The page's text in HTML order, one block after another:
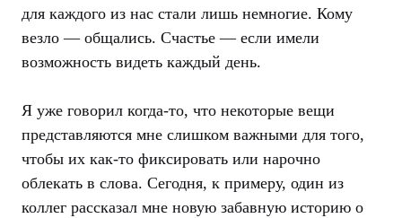
для каждого из нас стали лишь немногие. Кому
везло — общались. Счастье — если имели
возможность видеть каждый день.
Я уже говорил когда-то, что некоторые вещи
представляются мне слишком важными для того,
чтобы их как-то фиксировать или нарочно
облекать в слова. Сегодня, к примеру, один из
коллег рассказал мне новую забавную историю о